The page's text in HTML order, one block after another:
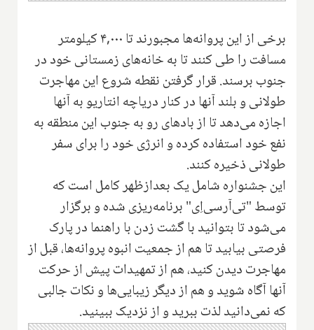
برخی از این پروانه‌ها مجبورند تا ۴,۰۰۰ کیلومتر
مسافت را طی کنند تا به خانه‌های زمستانی خود در
جنوب برسند. قرار گرفتن نقطه شروع این مهاجرت
طولانی و بلند آنها در کنار دریاچه انتاریو به آنها
اجازه می‌دهد تا از بادهای رو به جنوب این منطقه به
نفع خود استفاده کرده و انرژی خود را برای سفر
طولانی ذخیره کنند.
این جشنواره شامل یک بعدازظهر کامل است که
توسط "تی‌آر‌سی‌اِی" برنامه‌ریزی شده و برگزار
می‌شود تا بتوانید با گشت زدن با راهنما در پارک
فرصتی بیابید تا هم از جمعیت انبوه پروانه‌ها، قبل از
مهاجرت دیدن کنید، هم از تمهیدات پیش از حرکت
آنها آگاه شوید و هم از دیگر زیبایی‌ها و نکات جالبی
که نمی‌دانید لذت ببرید و از نزدیک ببینید.